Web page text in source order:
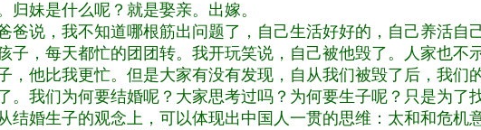
归妹是什么呢？就是娶亲。出嫁。
爸说，我不知道哪根筋出问题了，自己生活好好的，自己养活
子，每天都忙的团团转。我开玩笑说，自己被他毁了。人家也
，他比我更忙。但是大家有没有发现，自从我们被毁了后，我们
。我们为何要结婚呢？大家思考过吗？为何要生子呢？只是为
结婚生子的观念上，可以体现出中国人一贯的思维：太和和危